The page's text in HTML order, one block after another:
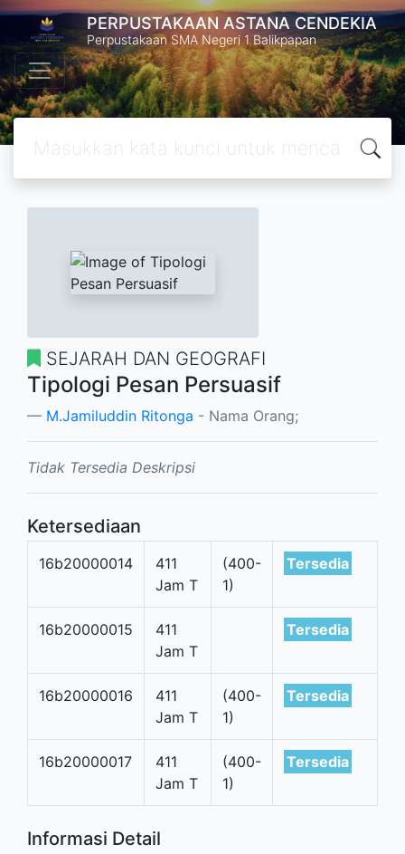
PERPUSTAKAAN ASTANA CENDEKIA
Perpustakaan SMA Negeri 1 Balikpapan
SEJARAH DAN GEOGRAFI
Tipologi Pesan Persuasif
M.Jamiluddin Ritonga - Nama Orang;
Tidak Tersedia Deskripsi
Ketersediaan
16b20000014
411
Jam T
(400-
1)
Tersedia
16b20000015
411
Jam T
Tersedia
16b20000016
411
Jam T
(400-
1)
Tersedia
16b20000017
411
Jam T
(400-
1)
Tersedia
Informasi Detail